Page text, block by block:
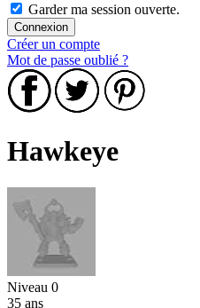
Garder ma session ouverte.
Créer un compte
Mot de passe oublié ?
Hawkeye
Niveau 0
35 ans